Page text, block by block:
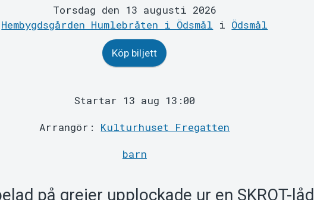
Torsdag den 13 augusti 2026
Hembygdsgården Humlebråten i Ödsmål i Ödsmål
Köp biljett
Startar 13 aug 13:00
Arrangör: Kulturhuset Fregatten
barn
på grejer upplockade ur en SKROT-